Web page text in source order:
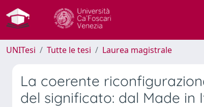
UNITesi Tutte le tesi Laurea magistrale
La coerente
del significato: dal Made in